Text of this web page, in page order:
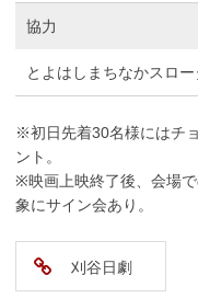
協力
とよはしまちなかスロ
※初日先着30名様にはチ
ント。
※映画上映終了後、会場
象にサイン会あり。
刈谷日劇